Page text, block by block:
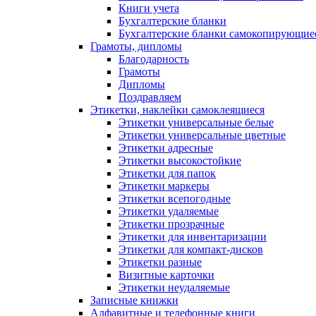
Книги учета
Бухгалтерские бланки
Бухгалтерские бланки
Грамоты, дипломы
Благодарность
Грамоты
Дипломы
Поздравляем
Этикетки, наклейки самоклеящиеся
Этикетки универсальные белые
Этикетки универсальные цветные
Этикетки адресные
Этикетки высокостойкие
Этикетки для папок
Этикетки маркеры
Этикетки всепогодные
Этикетки удаляемые
Этикетки прозрачные
Этикетки для инвентаризации
Этикетки для компакт-дисков
Этикетки разные
Визитные карточки
Этикетки неудаляемые
Записные книжки
Алфавитные и телефонные книги